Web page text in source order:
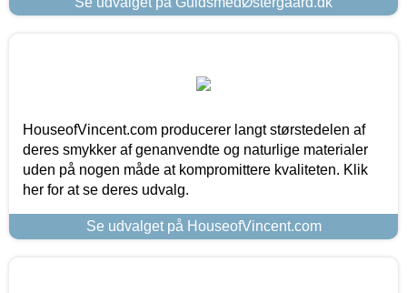
HouseofVincent.com producerer langt størstedelen af
deres smykker af genanvendte og naturlige materialer
uden på nogen måde at kompromittere kvaliteten. Klik
her for at se deres udvalg.
Se udvalget på HouseofVincent.com